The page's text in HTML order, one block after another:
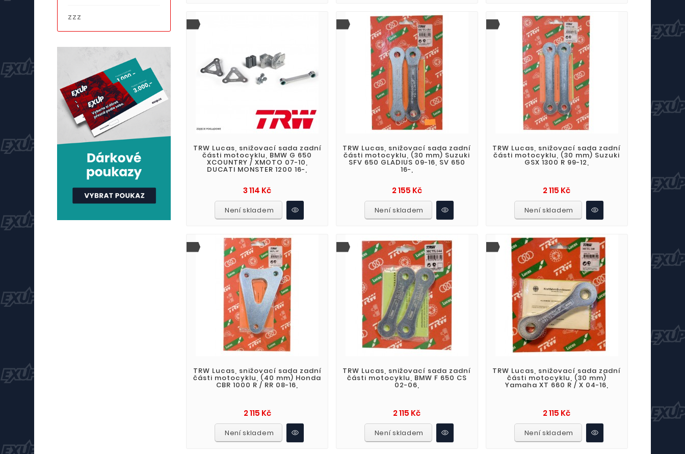
zzz
TRW Lucas, snižovací sada zadní
části motocyklu, BMW G 650
XCOUNTRY / XMOTO 07-10,
DUCATI MONSTER 1200 16-,
3 114 KčCena
Není skladem
TRW Lucas, snižovací sada zadní
části motocyklu, (30 mm) Suzuki
SFV 650 GLADIUS 09-16, SV 650
16-,
2 155 KčCena
Není skladem
TRW Lucas, snižovací sada zadní
části motocyklu, (30 mm) Suzuki
GSX 1300 R 99-12,
2 115 KčCena
Není skladem
TRW Lucas, snižovací sada zadní
části motocyklu, (40 mm) Honda
CBR 1000 R / RR 08-16,
2 115 KčCena
Není skladem
TRW Lucas, snižovací sada zadní
části motocyklu, BMW F 650 CS
02-06,
2 115 KčCena
Není skladem
TRW Lucas, snižovací sada zadní
části motocyklu, (30 mm)
Yamaha XT 660 R / X 04-16,
2 115 KčCena
Není skladem